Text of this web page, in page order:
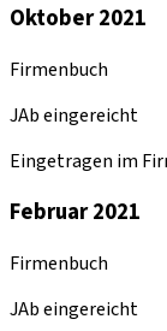
Oktober 2021
Firmenbuch
JAb eingereicht
Eingetragen im
Februar 2021
Firmenbuch
JAb eingereicht